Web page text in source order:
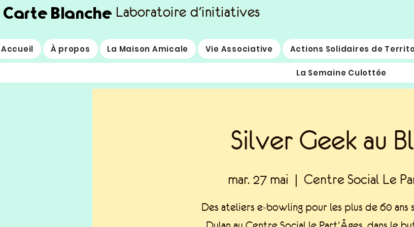
Carte Blanche Laboratoire d'initiatives
Accueil À propos La Maison Amicale Vie Associative Actions Solidaires de
La Semaine Culottée
Silver Geek au
mar. 27 mai
  |
Centre Social Le
Des ateliers e-bowling pour les plus de 60 ans